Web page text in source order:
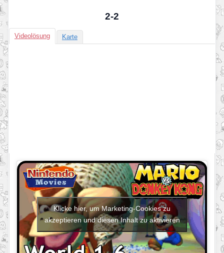
2-2
Videolösung Karte
Klicke hier, um Marketing-Cookies zu
akzeptieren und diesen Inhalt zu aktivieren